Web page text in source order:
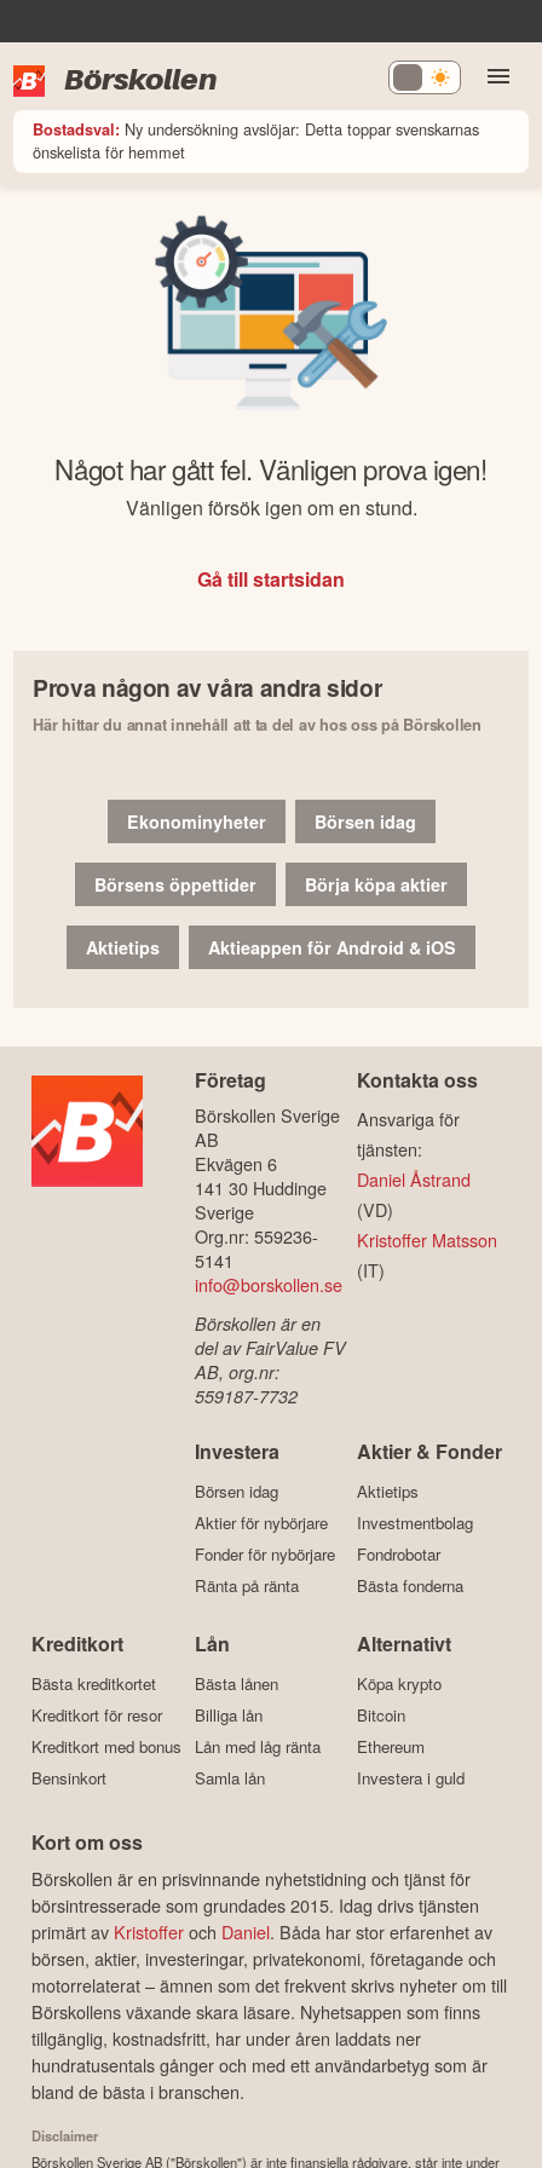
Börskollen
Bostadsval: Ny undersökning avslöjar: Detta toppar svenskarnas
önskelista för hemmet
Något har gått fel. Vänligen prova igen!
Vänligen försök igen om en stund.
Gå till startsidan
Prova någon av våra andra sidor
Här hittar du annat innehåll att ta del av hos oss på Börskollen
Ekonominyheter Börsen idag
Börsens öppettider Börja köpa aktier
Aktietips Aktieappen för Android & iOS
Företag
Börskollen Sverige
AB
Ekvägen 6
141 30 Huddinge
Sverige
Org.nr: 559236-
5141
info@borskollen.se
Börskollen är en
del av FairValue FV
AB, org.nr:
559187-7732
Kontakta oss
Ansvariga för
tjänsten:
Daniel Åstrand
(VD)
Kristoffer Matsson
(IT)
Investera
Börsen idag
Aktier för nybörjare
Fonder för nybörjare
Ränta på ränta
Aktier & Fonder
Aktietips
Investmentbolag
Fondrobotar
Bästa fonderna
Kreditkort
Bästa kreditkortet
Kreditkort för resor
Kreditkort med bonus
Bensinkort
Lån
Bästa lånen
Billiga lån
Lån med låg ränta
Samla lån
Alternativt
Köpa krypto
Bitcoin
Ethereum
Investera i guld
Kort om oss
Börskollen är en prisvinnande nyhetstidning och tjänst för
börsintresserade som grundades 2015. Idag drivs tjänsten
primärt av Kristofferoch Daniel. Båda har stor erfarenhet av
börsen, aktier, investeringar, privatekonomi, företagande och
motorrelaterat – ämnen som det frekvent skrivs nyheter om till
Börskollens växande skara läsare. Nyhetsappen som finns
tillgänglig, kostnadsfritt, har under åren laddats ner
hundratusentals gånger och med ett användarbetyg som är
bland de bästa i branschen.
Disclaimer
Börskollen Sverige AB ("Börskollen") är inte finansiella rådgivare, står inte under